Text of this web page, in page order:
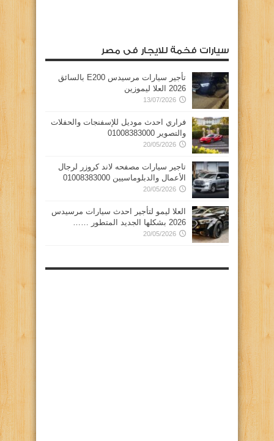
سيارات فخمة للايجار فى مصر
تأجير سيارات مرسيدس E200 بالسائق
2026 العلا ليموزين
13/07/2026
فراري احدث موديل للإسفنجات والحفلات
والتصوير 01008383000
20/05/2026
تاجير سيارات مصفحه لاند كروزر لرجال
الأعمال والدبلوماسيين 01008383000
20/05/2026
العلا ليمو لتأجير احدث سيارات مرسيدس
2026 بشكلها الجديد المتطور ……
20/05/2026